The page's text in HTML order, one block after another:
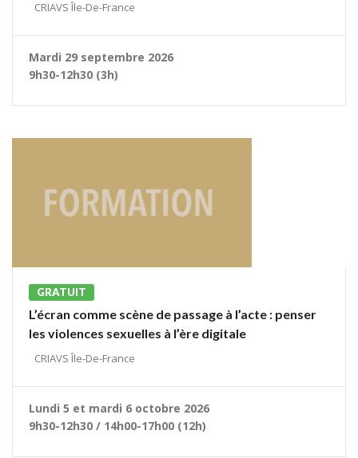
CRIAVS Île-De-France
Mardi 29 septembre 2026
9h30-12h30 (3h)
GRATUIT
L’écran comme scène de passage à l’acte : penser
les violences sexuelles à l’ère digitale
CRIAVS Île-De-France
Lundi 5 et mardi 6 octobre 2026
9h30-12h30 / 14h00-17h00 (12h)